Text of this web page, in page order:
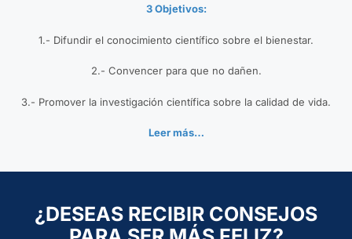
3 Objetivos:
1.- Difundir el conocimiento científico sobre el bienestar.
2.- Convencer para que no dañen.
3.- Promover la investigación científica sobre la calidad de vida.
Leer más…
¿DESEAS RECIBIR CONSEJOS